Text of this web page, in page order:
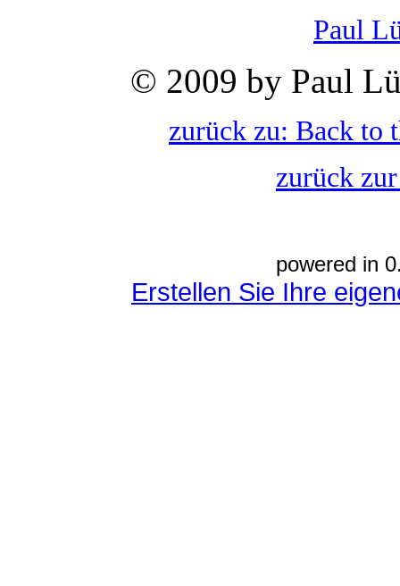
Paul
© 2009 by Paul
zurück zu: Back to
zurück
powered in
Erstellen Sie Ihre